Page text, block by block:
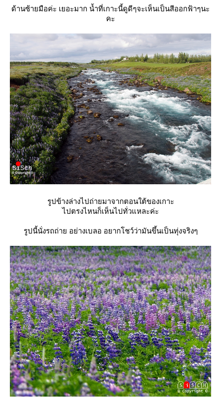
ด้านซ้ายมือค่ะ เยอะมาก น้ำที่เกาะนี้ดูดีๆจะเห็นเป็นสีออกฟ้าๆนะ
คะ
รูปข้างล่างไปถ่ายมาจากตอนใต้ของเกาะ
ไปตรงไหนก็เห็นไปทั่วแหละค่ะ
รูปนี้นั่งรถถ่าย อย่างเบลอ อยากโชว์ว่ามันขึ้นเป็นทุ่งจริงๆ